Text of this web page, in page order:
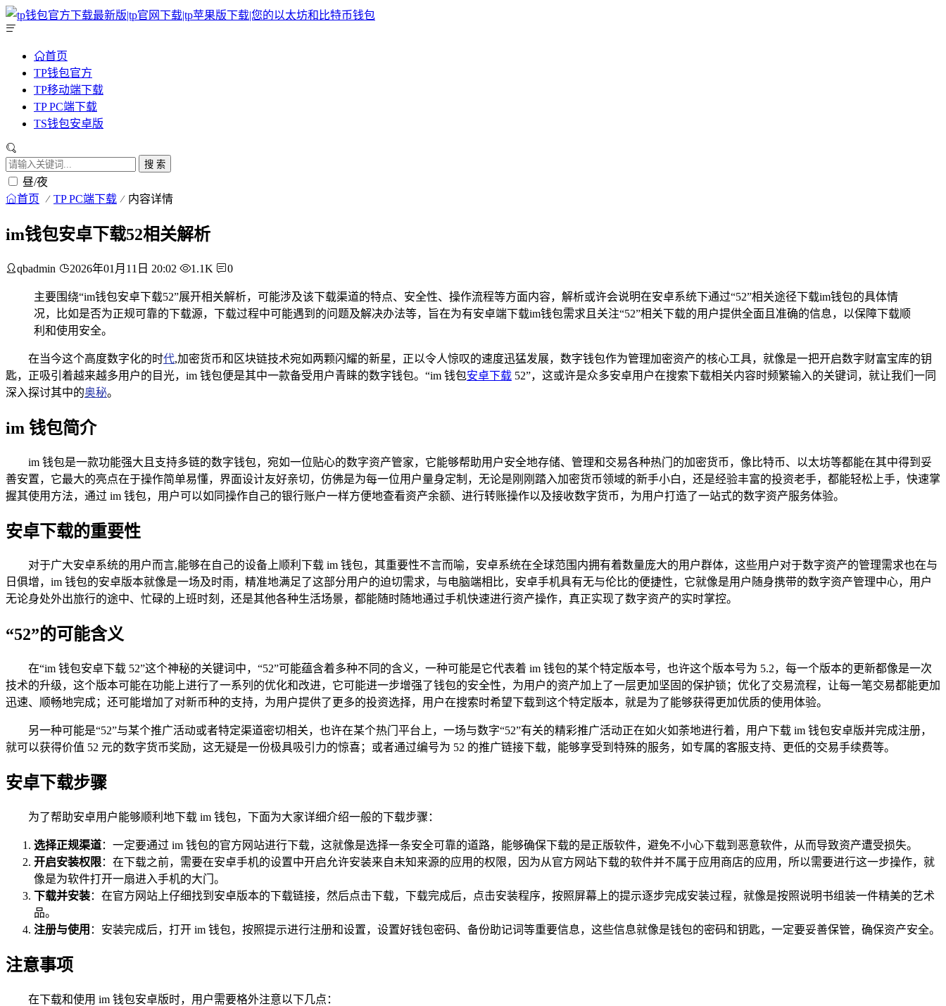
首页
TP钱包官方
TP移动端下载
TP PC端下载
TS钱包安卓版
搜 索
昼/夜
首页 TP PC端下载 内容详情
im钱包安卓下载52相关解析
qbadmin 2026年01月11日 20:02 1.1K 0
主要围绕“im钱包安卓下载52”展开相关解析，可能涉及该下载渠道的特点、安全性、操作流程等方面内容，解析或许会说明在安卓系统下通过“52”相关途径下载im钱包的具体情
况，比如是否为正规可靠的下载源，下载过程中可能遇到的问题及解决办法等，旨在为有安卓端下载im钱包需求且关注“52”相关下载的用户提供全面且准确的信息，以保障下载顺
利和使用安全。
在当今这个高度数字化的时代,加密货币和区块链技术宛如两颗闪耀的新星，正以令人惊叹的速度迅猛发展，数字钱包作为管理加密资产的核心工具，就像是一把开启数字财富宝库的钥
匙，正吸引着越来越多用户的目光，im 钱包便是其中一款备受用户青睐的数字钱包。“im 钱包安卓下载 52”，这或许是众多安卓用户在搜索下载相关内容时频繁输入的关键词，就让我们一同
深入探讨其中的奥秘。
im 钱包简介
im 钱包是一款功能强大且支持多链的数字钱包，宛如一位贴心的数字资产管家，它能够帮助用户安全地存储、管理和交易各种热门的加密货币，像比特币、以太坊等都能在其中得到妥
善安置，它最大的亮点在于操作简单易懂，界面设计友好亲切，仿佛是为每一位用户量身定制，无论是刚刚踏入加密货币领域的新手小白，还是经验丰富的投资老手，都能轻松上手，快速掌
握其使用方法，通过 im 钱包，用户可以如同操作自己的银行账户一样方便地查看资产余额、进行转账操作以及接收数字货币，为用户打造了一站式的数字资产服务体验。
安卓下载的重要性
对于广大安卓系统的用户而言,能够在自己的设备上顺利下载 im 钱包，其重要性不言而喻，安卓系统在全球范围内拥有着数量庞大的用户群体，这些用户对于数字资产的管理需求也在与
日俱增，im 钱包的安卓版本就像是一场及时雨，精准地满足了这部分用户的迫切需求，与电脑端相比，安卓手机具有无与伦比的便捷性，它就像是用户随身携带的数字资产管理中心，用户
无论身处外出旅行的途中、忙碌的上班时刻，还是其他各种生活场景，都能随时随地通过手机快速进行资产操作，真正实现了数字资产的实时掌控。
“52”的可能含义
在“im 钱包安卓下载 52”这个神秘的关键词中，“52”可能蕴含着多种不同的含义，一种可能是它代表着 im 钱包的某个特定版本号，也许这个版本号为 5.2，每一个版本的更新都像是一次
技术的升级，这个版本可能在功能上进行了一系列的优化和改进，它可能进一步增强了钱包的安全性，为用户的资产加上了一层更加坚固的保护锁；优化了交易流程，让每一笔交易都能更加
迅速、顺畅地完成；还可能增加了对新币种的支持，为用户提供了更多的投资选择，用户在搜索时希望下载到这个特定版本，就是为了能够获得更加优质的使用体验。
另一种可能是“52”与某个推广活动或者特定渠道密切相关，也许在某个热门平台上，一场与数字“52”有关的精彩推广活动正在如火如荼地进行着，用户下载 im 钱包安卓版并完成注册，
就可以获得价值 52 元的数字货币奖励，这无疑是一份极具吸引力的惊喜；或者通过编号为 52 的推广链接下载，能够享受到特殊的服务，如专属的客服支持、更低的交易手续费等。
安卓下载步骤
为了帮助安卓用户能够顺利地下载 im 钱包，下面为大家详细介绍一般的下载步骤：
选择正规渠道：一定要通过 im 钱包的官方网站进行下载，这就像是选择一条安全可靠的道路，能够确保下载的是正版软件，避免不小心下载到恶意软件，从而导致资产遭受损失。
开启安装权限：在下载之前，需要在安卓手机的设置中开启允许安装来自未知来源的应用的权限，因为从官方网站下载的软件并不属于应用商店的应用，所以需要进行这一步操作，就
像是为软件打开一扇进入手机的大门。
下载并安装：在官方网站上仔细找到安卓版本的下载链接，然后点击下载，下载完成后，点击安装程序，按照屏幕上的提示逐步完成安装过程，就像是按照说明书组装一件精美的艺术
品。
注册与使用 ：安装完成后，打开 im 钱包，按照提示进行注册和设置，设置好钱包密码、备份助记词等重要信息，这些信息就像是钱包的密码和钥匙，一定要妥善保管，确保资产安全。
注意事项
在下载和使用 im 钱包安卓版时，用户需要格外注意以下几点：